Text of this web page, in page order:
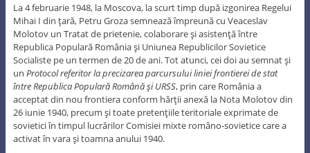
La 4 februarie 1948, la Moscova, la scurt timp după izgonirea Regelui
Mihai I din ţară, Petru Groza semnează împreună cu Veaceslav
Molotov un Tratat de prietenie, colaborare şi asistenţă între
Republica Populară România şi Uniunea Republicilor Sovietice
Socialiste pe un termen de 20 de ani. Tot atunci, cei doi au semnat şi
un Protocolreferitor la precizarea parcursului liniei frontierei de stat
între Republica Populară RomânăşiURSS, prin care România a
acceptat din nou frontiera conform hărţii anexă la Nota Molotov din
26 iunie 1940, precum şi toate pretenţiile teritoriale exprimate de
sovietici în timpul lucrărilor Comisiei mixte româno-sovietice care a
activat în vara şi toamna anului 1940.